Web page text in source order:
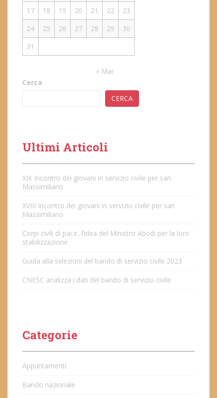
17 18 19 20 21 22
23
24
25 26 27 28 29
30
31
« Mar
Cerca
CERCA
Ultimi Articoli
XIX Incontro dei giovani in servizio civile per san
Massimiliano
XVIII Incontro dei giovani in servizio civile per san
Massimiliano
Corpi civili di pace, l’idea del Ministro Abodi per la loro
stabilizzazione
Guida alla selezioni del bando di servizio civile 2023
CNESC analizza i dati del bando di servizio civile
Categorie
Appuntamenti
Bando nazionale